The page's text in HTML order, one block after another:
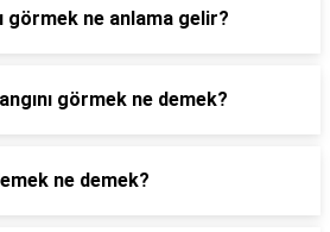
görmek ne anlama gelir?
görmek ne demek?
ne demek?